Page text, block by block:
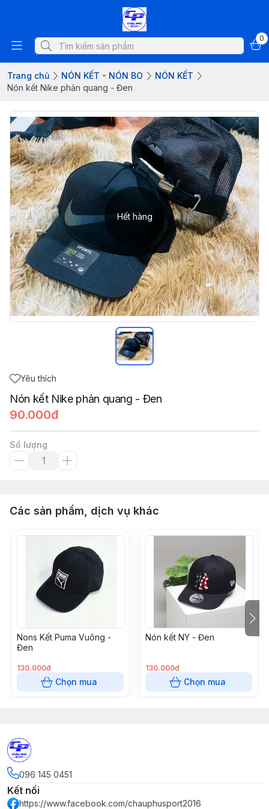
0
Trang chủ NÓN KẾT - NÓN BO
NÓN KẾT
Nón kết Nike phản quang - Đen
Hết hàng
Yêu thích
Nón kết Nike phản quang - Đen
90.000đ
Số lượng
Các sản phẩm, dịch vụ khác
Nons Kết Puma Vuông -
Đen
130.000đ
Chọn mua
Nón kết NY - Đen
130.000đ
Chọn mua
096 145 0451
Kết nối
https://www.facebook.com/chauphusport2016